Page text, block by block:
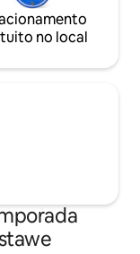
no local